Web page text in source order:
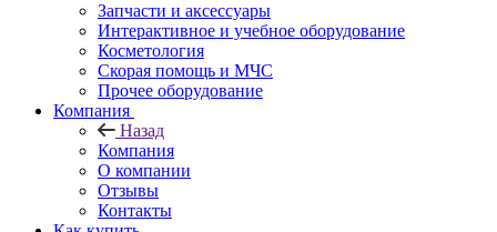
Запчасти и аксессуары
Интерактивное и учебное оборудование
Косметология
Скорая помощь и МЧС
Прочее оборудование
Компания
Назад
Компания
О компании
Отзывы
Контакты